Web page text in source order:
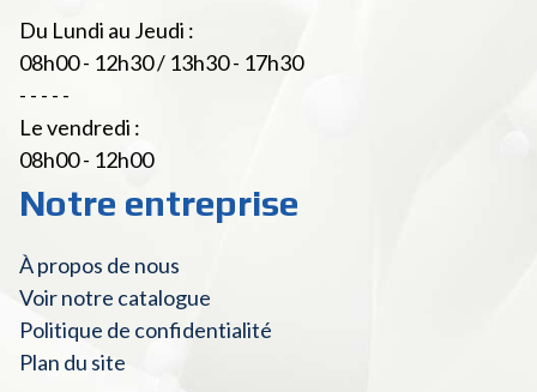
Du Lundi au Jeudi :
08h00 - 12h30 / 13h30 - 17h30
- - - - -
Le vendredi :
08h00 - 12h00
Notre entreprise
À propos de nous
Voir notre catalogue
Politique de confidentialité
Plan du site